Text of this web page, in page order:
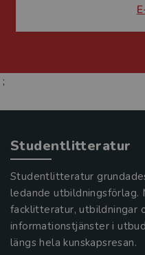
;
Studentlitteratur
Studentlitteratur
ledande utbildningsförlag.
facklitteratur, utbildningar
informationstjänster i
längs hela kunskapsresan.